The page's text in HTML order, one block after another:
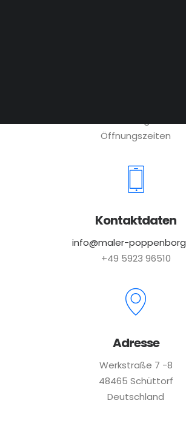
Öffnungszeiten
Kontaktdaten
info@maler-
+49 5923 96510
Adresse
Werkstraße 7 -8
48465 Schüttorf
Deutschland